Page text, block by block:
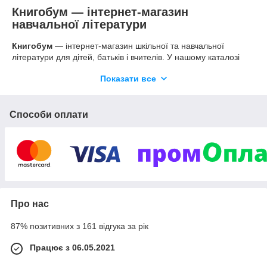
Книгобум — інтернет-магазин
навчальної літератури
Книгобум — інтернет-магазин шкільної та навчальної
літератури для дітей, батьків і вчителів. У нашому каталозі
карти, хрестоматії, довідники, словники, збірники задач,
Ми постійно оновлюємо асортимент відповідно до сучасних
можна швидко підібрати навчальні посібники за класом,
предметом або видом видання та замовити їх з доставкою по
Україні.
історії України, всесвітньої історії, курсу «Пізнаємо
Підготовка до НМТ
Показати все
Способи оплати
Про нас
87% позитивних з 161 відгука за рік
Працює з 06.05.2021